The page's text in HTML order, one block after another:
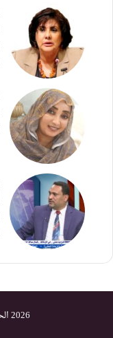
2026 الحقوق محفوظة لموقع عزة برس